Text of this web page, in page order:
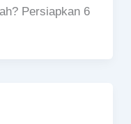
Persiapkan 6